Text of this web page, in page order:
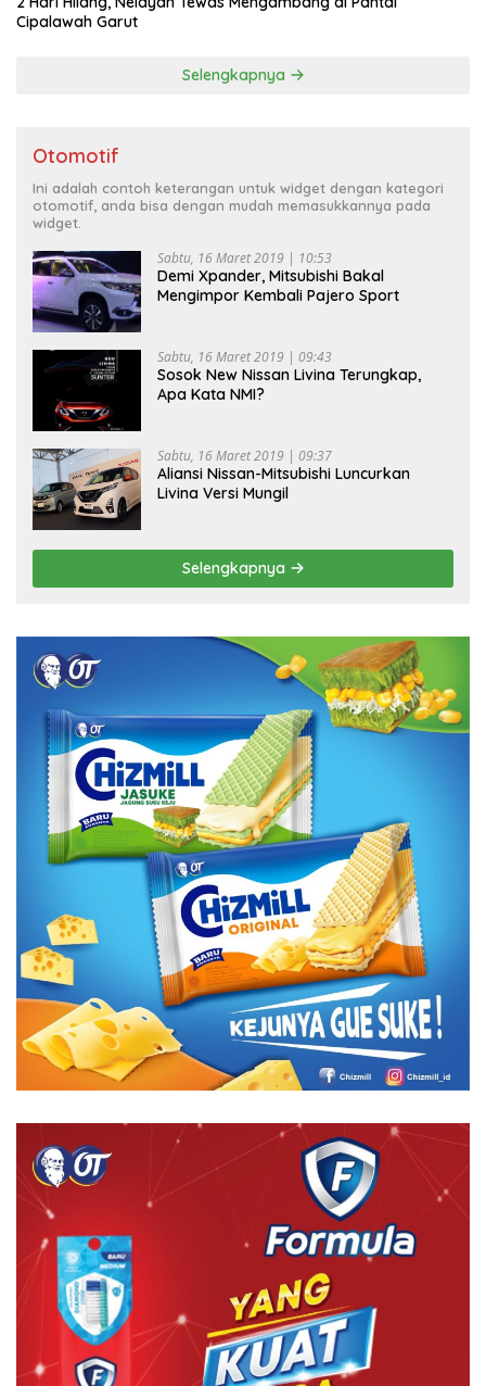
Cipalawah Garut
Selengkapnya
Otomotif
Ini adalah contoh keterangan untuk widget dengan kategori
otomotif, anda bisa dengan mudah memasukkannya pada
widget.
Sabtu, 16 Maret 2019 | 10:53
Demi Xpander, Mitsubishi Bakal
Mengimpor Kembali Pajero Sport
Sabtu, 16 Maret 2019 | 09:43
Sosok New Nissan Livina Terungkap,
Apa Kata NMI?
Sabtu, 16 Maret 2019 | 09:37
Aliansi Nissan-Mitsubishi Luncurkan
Livina Versi Mungil
Selengkapnya